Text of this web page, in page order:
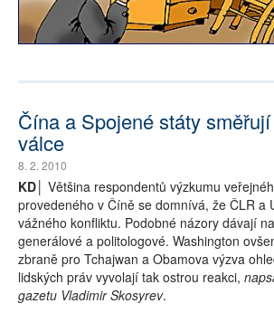
Čína a Spojené státy
válce
8. 2. 2010
KD│
Většina respondentů výzkumu
provedeného v Číně se domnívá, že ČLR a
vážného konfliktu. Podobné názory dávají
generálové a politologové. Washington
zbraně pro Tchajwan a Obamova výzva
lidských práv vyvolají tak ostrou reakci,
gazetu Vladimir Skosyrev.